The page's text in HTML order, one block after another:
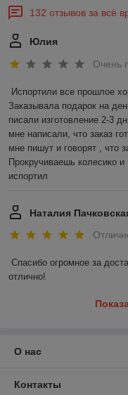
132 отзывов за всё
Юлия
Очень
Испортили все прошлое
Заказывала подарок на
писали изготовление 2-3
мне написали, что заказ
мне пишут и говорят , что
Прокручиваешь колесико
испортил
Наталия
Спасибо огромное за
отлично!
О нас
Контакты